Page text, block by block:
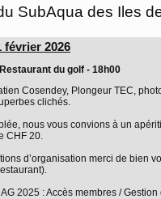
Les membres du club
SubAqua des Iles
février 2026
du golf - 18h00
Cosendey, Plongeur TEC,
clichés.
nous vous convions à un
CHF 20.
d’organisation merci de bien
2025 : Accès membres /